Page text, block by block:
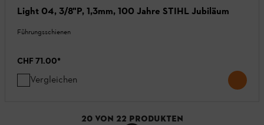
Light 04, 3/8"P, 1,3mm, 100 Jahre STIHL Jubiläum
Führungsschienen
CHF 71.00*
Vergleichen
20 VON 22 PRODUKTEN